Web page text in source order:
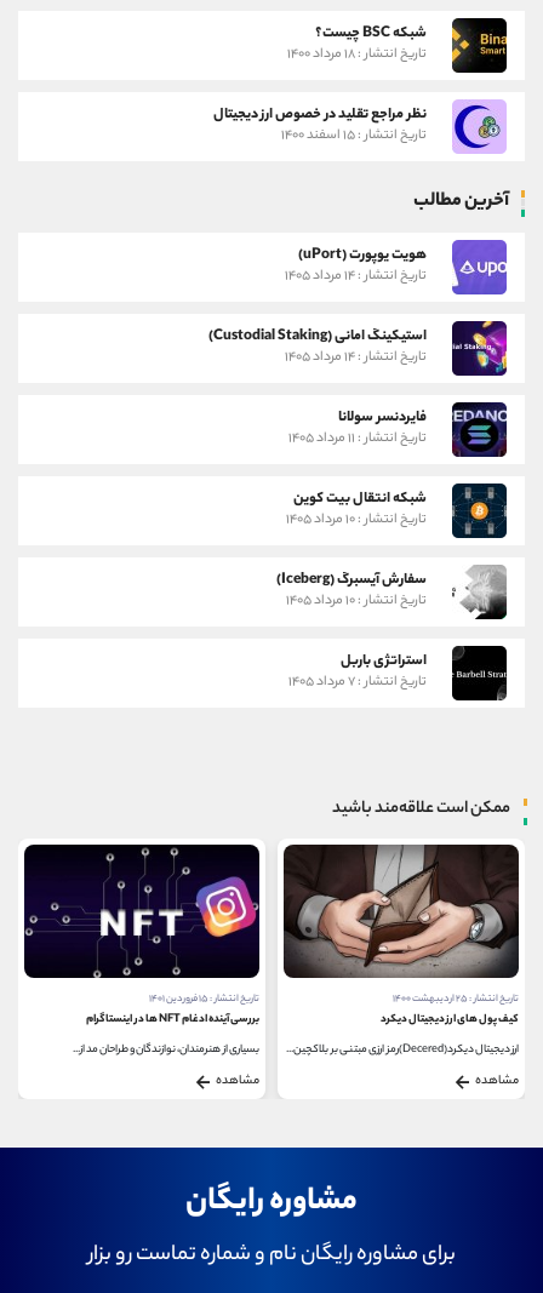
شبکه BSC چیست؟
تاریخ انتشار : ۱۸ مرداد ۱۴۰۰
نظر مراجع تقلید در خصوص ارز دیجیتال
تاریخ انتشار : ۱۵ اسفند ۱۴۰۰
آخرین مطالب
هویت یوپورت (uPort)
تاریخ انتشار : ۱۴ مرداد ۱۴۰۵
استیکینگ امانی (Custodial Staking)
تاریخ انتشار : ۱۴ مرداد ۱۴۰۵
فایردنسر سولانا
تاریخ انتشار : ۱۱ مرداد ۱۴۰۵
شبکه انتقال بیت کوین
تاریخ انتشار : ۱۰ مرداد ۱۴۰۵
سفارش آیسبرگ (Iceberg)
تاریخ انتشار : ۱۰ مرداد ۱۴۰۵
استراتژی باربل
تاریخ انتشار : ۷ مرداد ۱۴۰۵
ممکن است علاقه‌مند باشید
تاریخ انتشار : ۲۵ اردیبهشت ۱۴۰۰
کیف پول های ارز دیجیتال دیکرد
ارز دیجیتال دیکرد(Decered)رمز ارزی مبتنی بر بلاکچین...
مشاهده
تاریخ انتشار : ۱۵ فروردین ۱۴۰۱
بررسی آینده ادغام NFT ها در اینستاگرام
بسیاری از هنرمندان، نوازندگان و طراحان مد از...
مشاهده
مشاوره رایگان
برای مشاوره رایگان نام و شماره تماست رو بزار